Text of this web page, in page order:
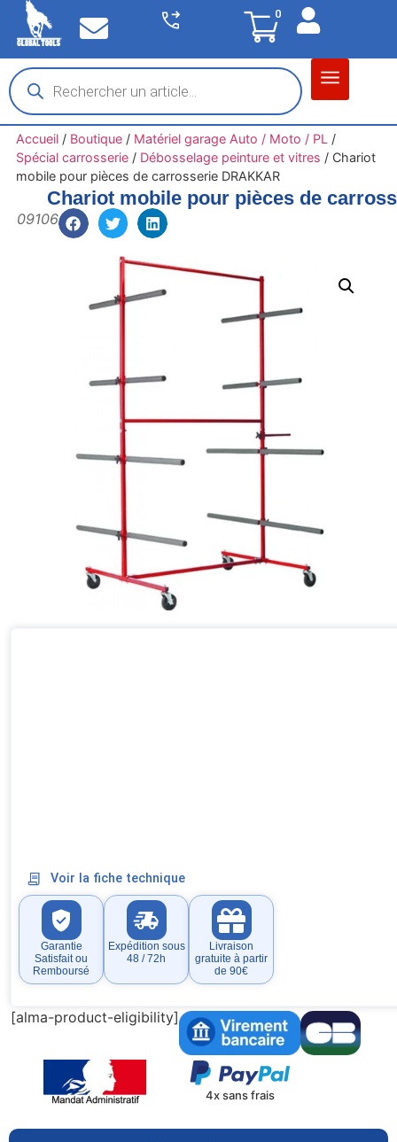
0
Accueil/ Boutique/ Matériel garage Auto / Moto / PL /
Spécial carrosserie/ Débosselage peinture et vitres / Chariot
mobile pour pièces de carrosserie DRAKKAR
Chariot mobile pour pièces de
09106
Voir la fiche technique
Garantie
Satisfait ou
Remboursé
Expédition sous
48 / 72h
Livraison
gratuite à partir
de 90€
[alma-product-eligibility]
4x sans frais